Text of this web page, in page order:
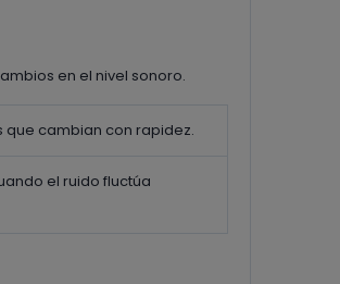
en el nivel sonoro.
que cambian con rapidez.
el ruido fluctúa